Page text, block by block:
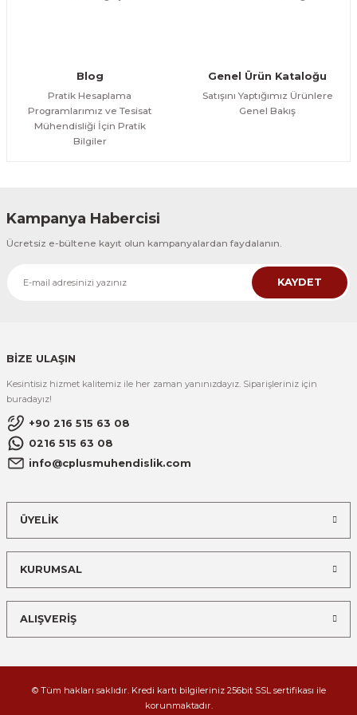
Blog
Pratik Hesaplama
Programlarımız ve Tesisat
Mühendisliği İçin Pratik
Bilgiler
Genel Ürün Kataloğu
Satışını Yaptığımız Ürünlere
Genel Bakış
Kampanya Habercisi
Ücretsiz e-bültene kayıt olun kampanyalardan faydalanın.
KAYDET
BİZE ULAŞIN
Kesintisiz hizmet kalitemiz ile her zaman yanınızdayız. Siparişleriniz için
buradayız!
+90 216 515 63 08
0216 515 63 08
info@cplusmuhendislik.com
ÜYELİK
KURUMSAL
ALIŞVERİŞ
© Tüm hakları saklıdır. Kredi kartı bilgileriniz 256bit SSL sertifikası ile
korunmaktadır.